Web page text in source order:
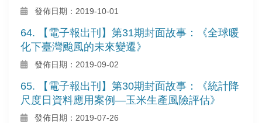
發佈日期：2019-10-01
64. 【電子報出刊】第31期封面故事：《全球暖
化下臺灣颱風的未來變遷》
發佈日期：2019-09-02
65. 【電子報出刊】第30期封面故事：《統計降
尺度日資料應用案例—玉米生產風險評估》
發佈日期：2019-07-26